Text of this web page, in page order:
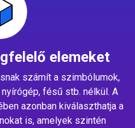
elemeket
számít a szimbólumok,
fésű stb. nélkül. A
azonban kiválaszthatja a
is, amelyek szintén